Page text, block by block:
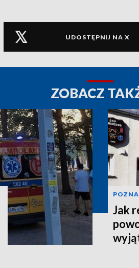
UDOSTĘPNIJ NA X
ZOBACZ
Jak